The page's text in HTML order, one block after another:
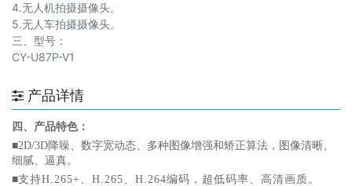
4.无人机拍摄摄像头。
5.无人车拍摄摄像头。
三、型号：
CY-U87P-V1
产品详情
四、产品特色：
■2D/3D降噪、数字宽动态、多种图像增强和矫正算法，图像清晰、
细腻、逼真。
■支持H.265+、H.265、H.264编码，超低码率、高清画质。